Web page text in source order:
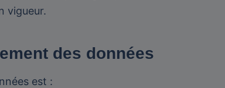
vigueur.
des données
est :